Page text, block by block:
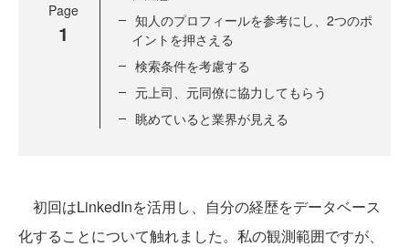
Page
1
知人のプロフィールを参考にし、2つのポ
イントを押さえる
検索条件を考慮する
元上司、元同僚に協力してもらう
眺めていると業界が見える
初回はLinkedInを活用し、自分の経歴をデータベース
化することについて触れました。私の観測範囲ですが、